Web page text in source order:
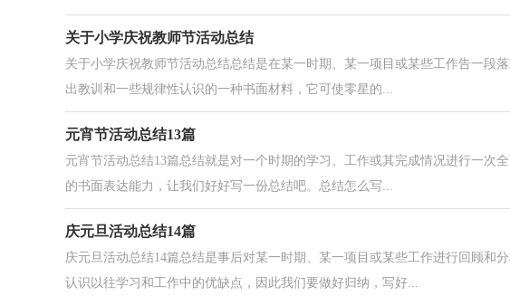
关于小学庆祝教师节活动总结
关于小学庆祝教师节活动总结总结是在某一时期、某一项目或某些工作告一段
出教训和一些规律性认识的一种书面材料，它可使零星的...
元宵节活动总结13篇
元宵节活动总结13篇总结就是对一个时期的学习、工作或其完成情况进行一次
的书面表达能力，让我们好好写一份总结吧。总结怎么写...
庆元旦活动总结14篇
庆元旦活动总结14篇总结是事后对某一时期、某一项目或某些工作进行回顾和
认识以往学习和工作中的优缺点，因此我们要做好归纳，写好...